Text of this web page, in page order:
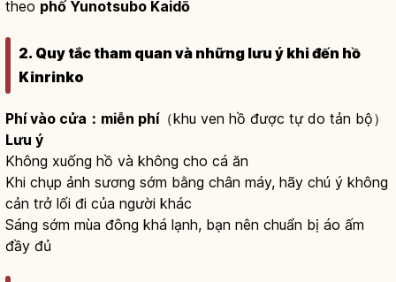
theo phố Yunotsubo Kaidō
2. Quy tắc tham quan và những lưu ý khi đến hồ
Kinrinko
Phí vào cửa：miễn phí（khu ven hồ được tự do tản bộ）
Lưu ý
Không xuống hồ và không cho cá ăn
Khi chụp ảnh sương sớm bằng chân máy, hãy chú ý không
cản trở lối đi của người khác
Sáng sớm mùa đông khá lạnh, bạn nên chuẩn bị áo ấm
đầy đủ